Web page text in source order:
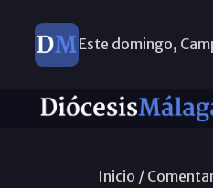
Este domingo,
Inicio /